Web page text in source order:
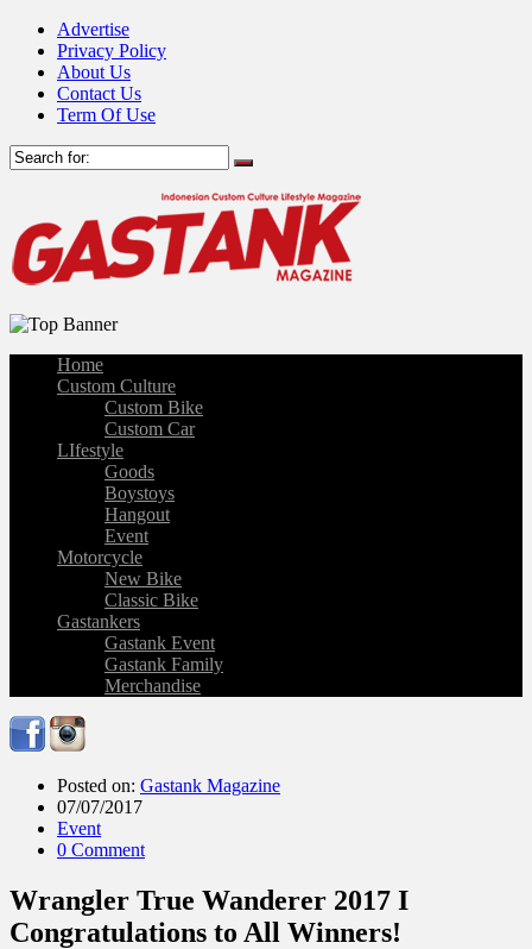
Advertise
Privacy Policy
About Us
Contact Us
Term Of Use
Home
Custom Culture
Custom Bike
Custom Car
LIfestyle
Goods
Boystoys
Hangout
Event
Motorcycle
New Bike
Classic Bike
Gastankers
Gastank Event
Gastank Family
Merchandise
Posted on: Gastank Magazine
07/07/2017
Event
0 Comment
Wrangler True Wanderer 2017 I
Congratulations to All Winners!